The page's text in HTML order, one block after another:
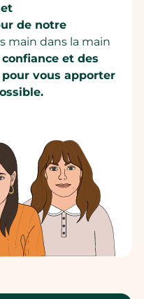
de notre
main dans la main
et des
vous apporter